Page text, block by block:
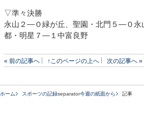
▽準々決勝
永山２―０緑が丘、聖園・北門５―０
都・明星７―１中富良野
« 前の記事へ ↑このページの上へ 次の記事へ »
ホーム スポーツの記録separator今週の紙面から 記事